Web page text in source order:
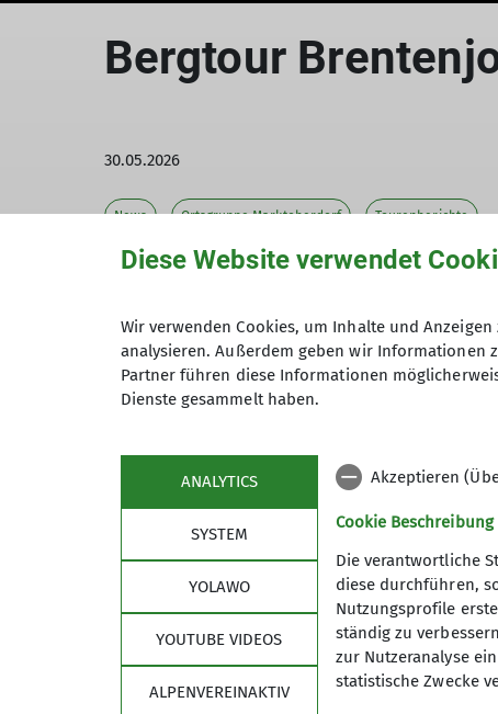
Bergtour
30.05.2026
News Ortsgruppe Marktoberdorf Tourenberichte
Um 07.30 Uhr trafen wir uns am Stadion
fuhren mit 4 Teilnehmern auf den
Grän.
Eine Teilnehmerin aus München, eine
Hier gab es eine Ansprache mit
Nun ging es mit vollem Elan um 08.30 Uhr
Richtung Aggenstein. Nach ca. 30 Minuten
bis zur Sebenalpe. Nun Abzweig links
rasch hinauf in das Vilser Jöchl, 1718 m.
An den ersten Fels-Köpfen rechts vorbei,
Südrücken auf Gras und Geröll zum
Jetzt genießen wir die Brotzeit mit
Diese Website verwendet
Wir verwenden Cookies, um Inhalte und
analysieren. Außerdem geben wir Informationen
Partner führen diese Informationen
Dienste gesammelt haben.
ANALYTICS
SYSTEM
YOLAWO
YOUTUBE VIDEOS
ALPENVEREINAKTIV
Akzeptieren
Cookie Beschreibung
Die verantwortliche
diese durchführen,
Nutzungsprofile
ständig zu
zur Nutzeranalyse
statistische Zwecke